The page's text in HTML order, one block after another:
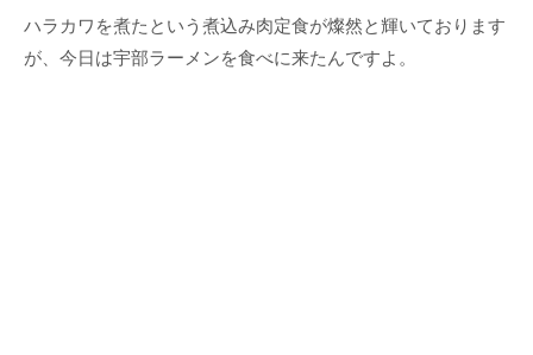
ハラカワを煮たという煮込み肉定食が燦然と輝いております
が、今日は宇部ラーメンを食べに来たんですよ。